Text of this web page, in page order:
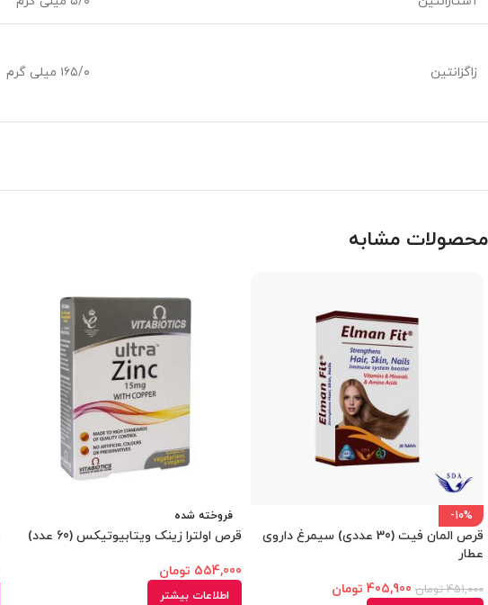
زاگزانتین ۱۶۵/۰ میلی گرم
محصولات مشابه
-10%
قرص المان فیت (30 عددی) سیمرغ داروی
عطار
451,000 تومان 405,900 تومان
فروخته شده
قرص اولترا زینک ویتابیوتیکس (60 عدد)
554,000 تومان
اطلاعات بیشتر